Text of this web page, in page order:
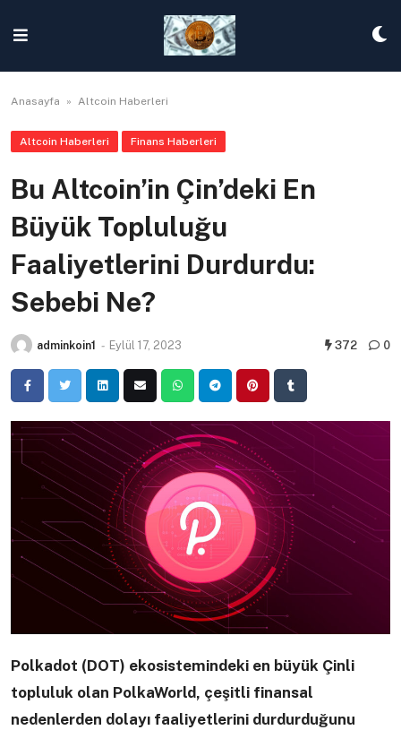
content
Anasayfa » Altcoin Haberleri
Altcoin Haberleri Finans Haberleri
Bu Altcoin’in Çin’deki En
Büyük Topluluğu
Faaliyetlerini Durdurdu:
Sebebi Ne?
adminkoin1 - Eylül 17, 2023 372 0
Polkadot (DOT) ekosistemindeki en büyük Çinli
topluluk olan PolkaWorld, çeşitli finansal
nedenlerden dolayı faaliyetlerini durdurduğunu